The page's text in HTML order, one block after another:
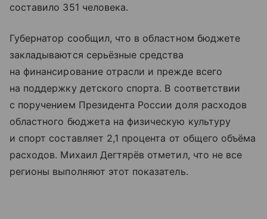
составило 351 человека.
Губернатор сообщил, что в областном бюджете
закладываются серьёзные средства
на финансирование отрасли и прежде всего
на поддержку детского спорта. В соответствии
с поручением Президента России доля расходов
областного бюджета на физическую культуру
и спорт составляет 2,1 процента от общего объёма
расходов. Михаил Дегтярёв отметил, что не все
регионы выполняют этот показатель.